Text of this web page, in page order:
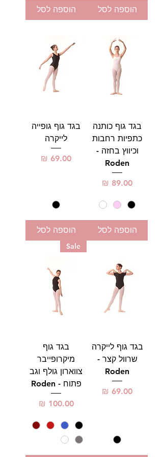
הוספה לסל הוספה לסל
בגד גוף כותנה
כתפיות רחבות
וכיווץ בחזה -
Roden
מחיר
הוספה לסל
בגד גוף גופייה
לייקרה
מחיר
הוספה לסל
בגד גוף לייקרה
שרוול קצר -
Roden
מחיר
Sale
בגד גוף
מיקרופייבר
צווארון גולף וגב
פתוח - Roden
מחיר‏100.00 ‏₪